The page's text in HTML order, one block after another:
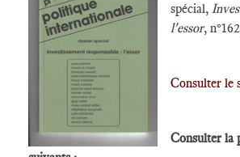
spécial,
l'essor,
Consulter le
Consulter la